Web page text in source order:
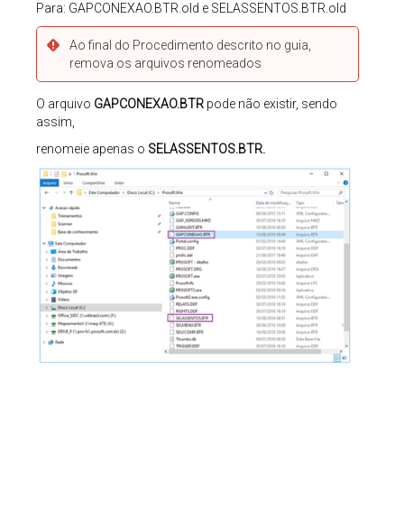
Para: GAPCONEXAO.BTR.old e SELASSENTOS.BTR.old
Ao final do Procedimento descrito no guia,
remova os arquivos renomeados
O arquivo GAPCONEXAO.BTRpode não existir, sendo
assim,
renomeie apenas o SELASSENTOS.BTR.